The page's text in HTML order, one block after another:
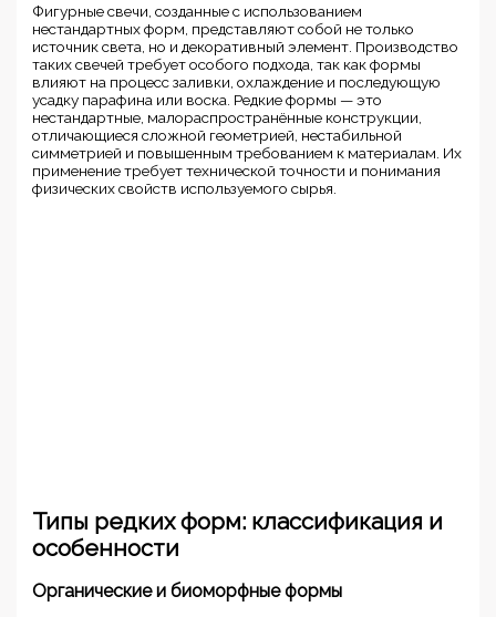
Фигурные свечи, созданные с использованием
нестандартных форм, представляют собой не только
источник света, но и декоративный элемент. Производство
таких свечей требует особого подхода, так как формы
влияют на процесс заливки, охлаждение и последующую
усадку парафина или воска. Редкие формы — это
нестандартные, малораспространённые конструкции,
отличающиеся сложной геометрией, нестабильной
симметрией и повышенным требованием к материалам. Их
применение требует технической точности и понимания
физических свойств используемого сырья.
Типы редких форм: классификация и
особенности
Органические и биоморфные формы